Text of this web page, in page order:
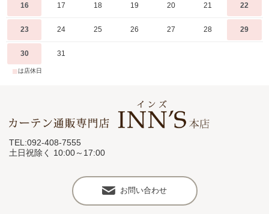
16 17 18 19 20 21 22
23 24 25 26 27 28 29
30 31
■は店休日
TEL:092-408-7555
土日祝除く 10:00～17:00
お問い合わせ